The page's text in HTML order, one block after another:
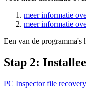
meer informatie
meer informatie
Een van de programma's
Stap 2:
PC Inspector file recovery